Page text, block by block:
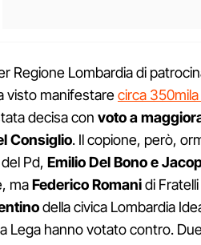
Regione Lombardia di
visto manifestarecirca
decisa con voto a
Consiglio. Il copione, però,
Pd, Emilio Del Bono e
maFederico Romanidi
della civica Lombardia
Lega hanno votato contro.